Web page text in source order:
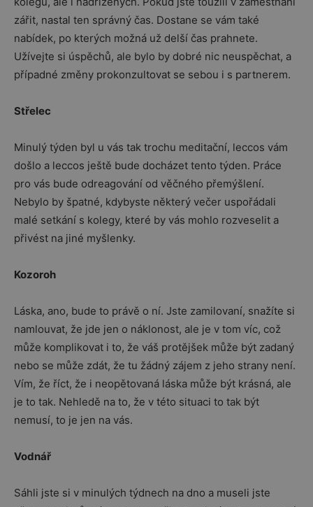
zářit, nastal ten správný čas. Dostane se vám také
nabídek, po kterých možná už delší čas prahnete.
Užívejte si úspěchů, ale bylo by dobré nic neuspěchat, a
případné změny prokonzultovat se sebou i s partnerem.
Střelec
Minulý týden byl u vás tak trochu meditační, leccos vám
došlo a leccos ještě bude docházet tento týden. Práce
pro vás bude odreagování od věčného přemýšlení.
Nebylo by špatné, kdybyste některý večer uspořádali
malé setkání s kolegy, které by vás mohlo rozveselit a
přivést na jiné myšlenky.
Kozoroh
Láska, ano, bude to právě o ní. Jste zamilovaní, snažíte si
namlouvat, že jde jen o náklonost, ale je v tom víc, což
může komplikovat i to, že váš protějšek může být zadaný
nebo se může zdát, že tu žádný zájem z jeho strany není.
Vím, že říct, že i neopětovaná láska může být krásná, ale
je to tak. Nehledě na to, že v této situaci to tak být
nemusí, to je jen na vás.
Vodnář
Sáhli jste si v minulých týdnech na dno a museli jste